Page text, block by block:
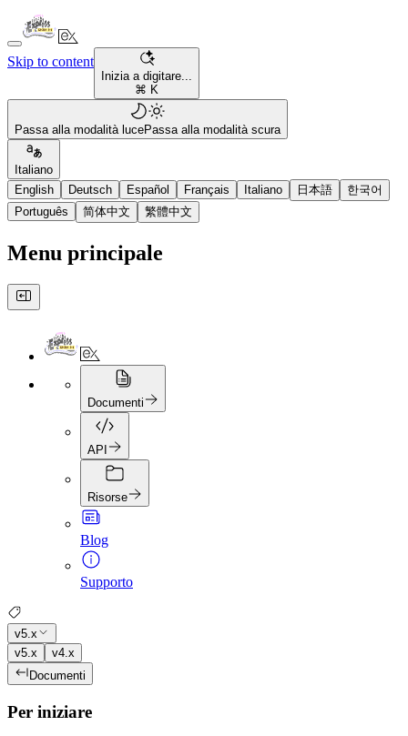
Skip to content
Inizia a digitare...
⌘ K
Passa alla modalità lucePassa alla modalità scura
Italiano
English
Deutsch Español Français Italiano 日本語
한국어
Português
简体中文 繁體中文
Menu principale
Documenti
API
Risorse
Blog
Supporto
v5.x
v5.x
v4.x
Documenti
Per iniziare